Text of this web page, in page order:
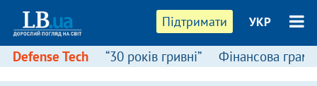
Підтримати УКР
Defense Tech “30 років гривні” Фінансова